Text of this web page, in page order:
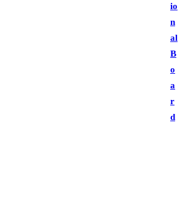
io
n
al
B
o
a
r
d